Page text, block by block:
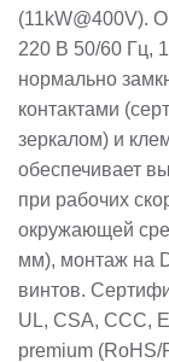
(11kW@400V).
220 В 50/60 Гц,
нормально
контактами
зеркалом) и
обеспечивает
при рабочих
окружающей
мм), монтаж на
винтов.
UL, CSA, CCC,
premium (RoHS/